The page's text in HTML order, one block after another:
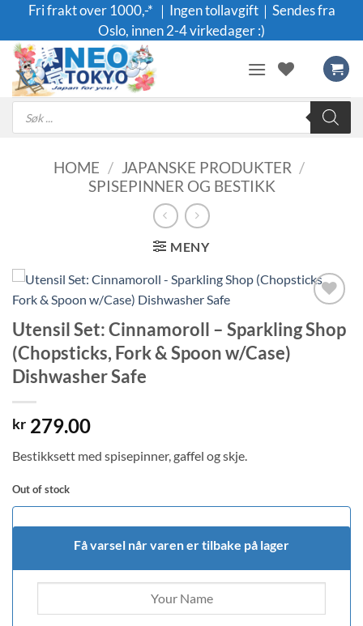
content
Fri frakt over 1000,-* ｜Ingen tollavgift｜Sendes fra
Oslo, innen 2-4 virkedager :)
Products
search
HOME / JAPANSKE PRODUKTER /
SPISEPINNER OG BESTIKK
MENY
Legg til i
ønskeliste
Utensil Set: Cinnamoroll – Sparkling Shop
(Chopsticks, Fork & Spoon w/Case)
Dishwasher Safe
kr 279.00
Bestikksett med spisepinner, gaffel og skje.
Out of stock
Få varsel når varen er tilbake på lager